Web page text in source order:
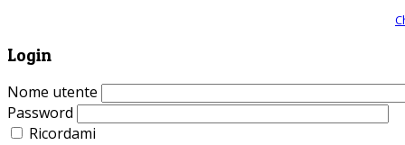
Login
Nome utente
Password
Ricordami